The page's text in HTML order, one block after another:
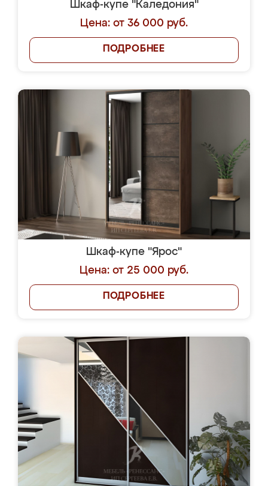
Шкаф-купе "Каледония"
Цена: от 36 000 руб.
ПОДРОБНЕЕ
Шкаф-купе "Ярос"
Цена: от 25 000 руб.
ПОДРОБНЕЕ